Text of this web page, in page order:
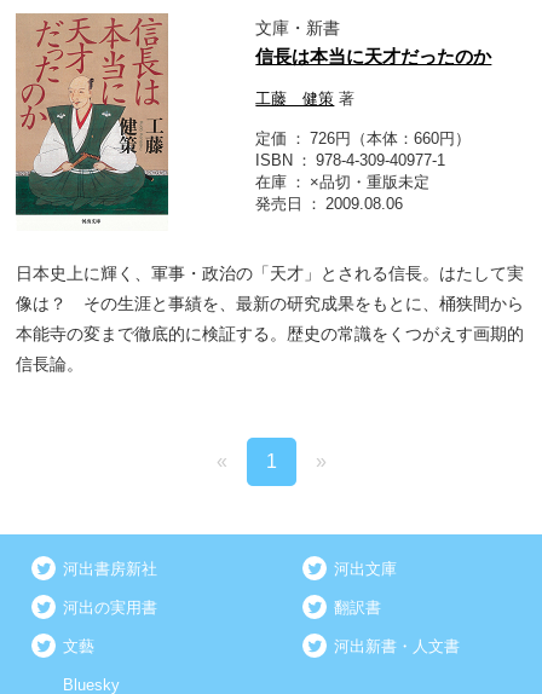
文庫・新書
信長は本当に天才だったのか
工藤 健策 著
定価
726円（本体：660円）
ISBN
978-4-309-40977-1
在庫
×品切・重版未定
発売日
2009.08.06
日本史上に輝く、軍事・政治の「天才」とされる信長。はたして実
像は？ その生涯と事績を、最新の研究成果をもとに、桶狭間から
本能寺の変まで徹底的に検証する。歴史の常識をくつがえす画期的
信長論。
« 1 »
河出書房新社 河出文庫
河出の実用書 翻訳書
文藝 河出新書・人文書
Bluesky